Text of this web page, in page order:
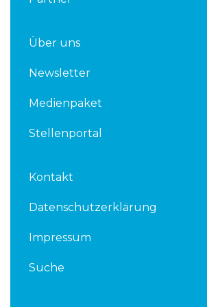
Über uns
Newsletter
Medienpaket
Stellenportal
Kontakt
Datenschutzerklärung
Impressum
Suche